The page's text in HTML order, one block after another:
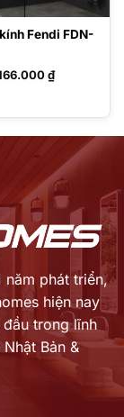
Fendi FDN-
₫
năm phát triển,
hiện nay
trong lĩnh
Bản &